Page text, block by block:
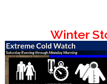
Winter